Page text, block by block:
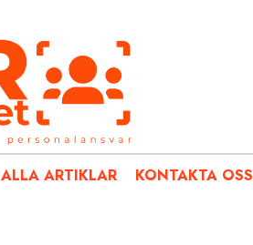
ALLA ARTIKLAR KONTAKTA OSS